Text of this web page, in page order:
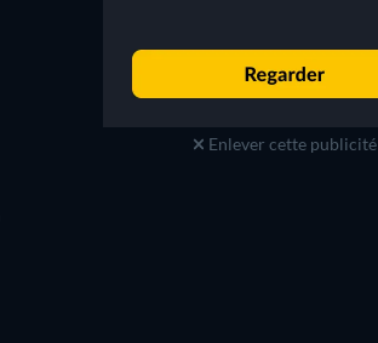
Enlever cette publicité